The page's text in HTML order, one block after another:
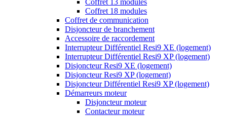
Coffret 18 modules
Coffret de communication
Disjoncteur de branchement
Accessoire de raccordement
Interrupteur Différentiel Resi9 XE (logement)
Interrupteur Différentiel Resi9 XP (logement)
Disjoncteur Resi9 XE (logement)
Disjoncteur Resi9 XP (logement)
Disjoncteur Différentiel Resi9 XP (logement)
Démarreurs moteur
Disjoncteur moteur
Contacteur moteur